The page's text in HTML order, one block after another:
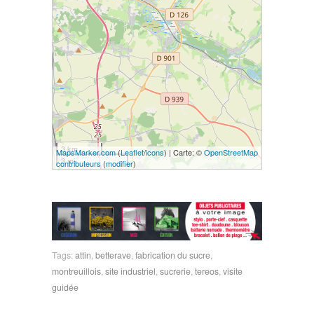
3 km
3 mi
MapsMarker.com(Leaflet/icons) | Carte: ©OpenStreetMap
contributeurs(modifier)
Tags:attin,betterave,fabrication du sucre,
montreuillois,site industriel,sucrerie,tereos,visite
guidée